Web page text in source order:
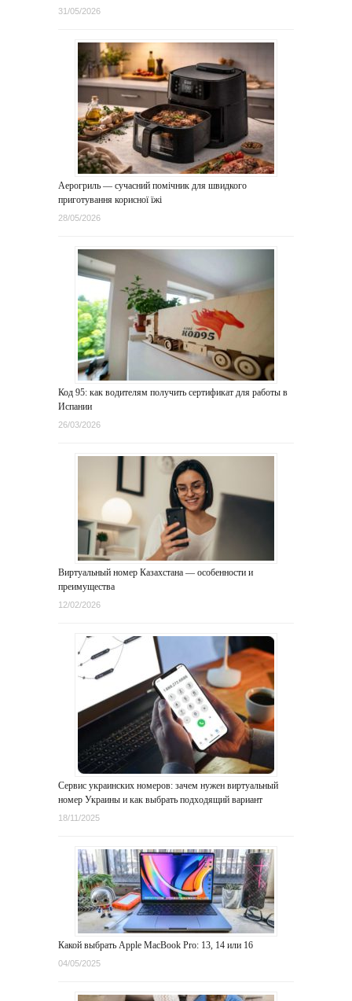
31/05/2026
Аерогриль — сучасний помічник для швидкого
приготування корисної їжі
28/05/2026
Код 95: как водителям получить сертификат для работы в
Испании
26/03/2026
Виртуальный номер Казахстана — особенности и
преимущества
12/02/2026
Сервис украинских номеров: зачем нужен виртуальный
номер Украины и как выбрать подходящий вариант
18/11/2025
Какой выбрать Apple MacBook Pro: 13, 14 или 16
04/05/2025